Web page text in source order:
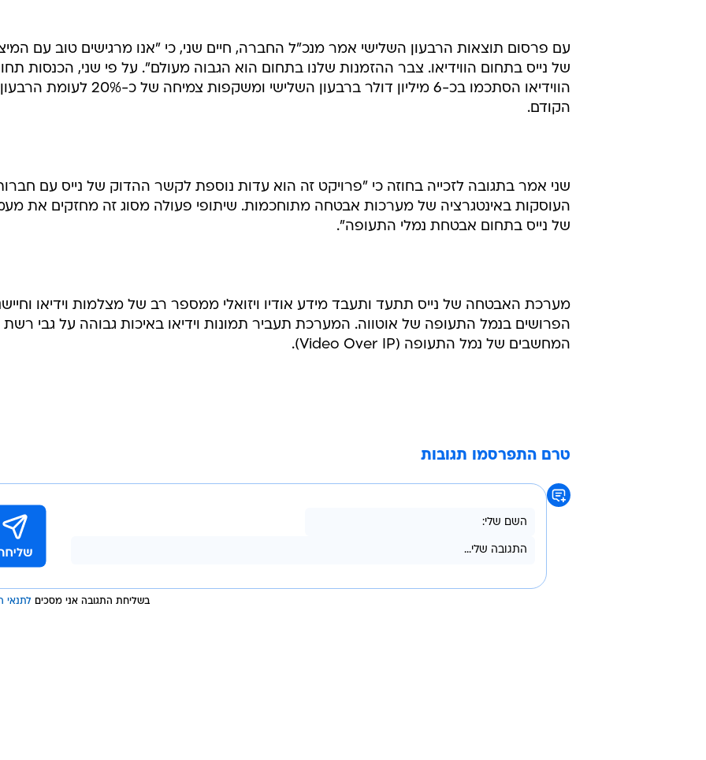
עם פרסום תוצאות הרבעון השלישי אמר מנכ"ל החברה, חיים שני, כי "אנו מרגישים טוב עם
של נייס בתחום הווידיאו. צבר ההזמנות שלנו בתחום הוא הגבוה מעולם". על פי שני, הכנסות
הווידיאו הסתכמו בכ-6 מיליון דולר ברבעון השלישי ומשקפות צמיחה של כ-20% לעומת הרבעון
הקודם.
שני אמר בתגובה לזכייה בחוזה כי "פרויקט זה הוא עדות נוספת לקשר ההדוק של נייס עם
העוסקות באינטגרציה של מערכות אבטחה מתוחכמות. שיתופי פעולה מסוג זה מחזקים את
של נייס בתחום אבטחת נמלי התעופה".
מערכת האבטחה של נייס תתעד ותעבד מידע אודיו ויזואלי ממספר רב של מצלמות וידיאו
הפרושים בנמל התעופה של אוטווה. המערכת תעביר תמונות וידיאו באיכות גבוהה על גבי רשת
המחשבים של נמל התעופה (Video Over IP).
טרם התפרסמו תגובות
בשליחת התגובה אני מסכים לתנאי